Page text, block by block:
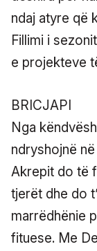
ndaj atyre që
Fillimi i
e projekteve
BRICJAPI
Nga
ndryshojnë
Akrepit do të
tjerët dhe do
marrëdhënie
fituese. Me